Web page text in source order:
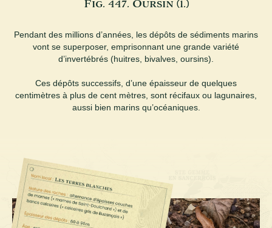
Fig. 447. Oursin (1.)
Pendant des millions d’années, les dépôts de sédiments marins
vont se superposer, emprisonnant une grande variété
d’invertébrés (huitres, bivalves, oursins).
Ces dépôts successifs, d’une épaisseur de quelques
centimètres à plus de cent mètres, sont récifaux ou lagunaires,
aussi bien marins qu’océaniques.